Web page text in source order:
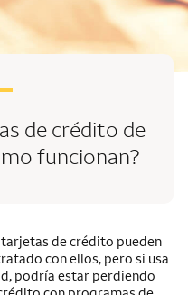
de crédito de
funcionan?
de crédito pueden
con ellos, pero si usa
podría estar perdiendo